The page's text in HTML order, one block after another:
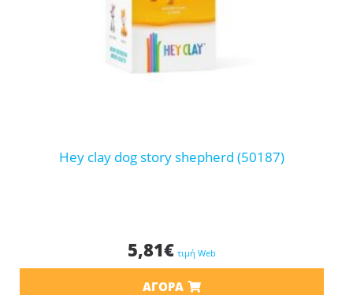
hey clay dog story shepherd (50187)
5,81€ τιμή Web
ΑΓΟΡΆ